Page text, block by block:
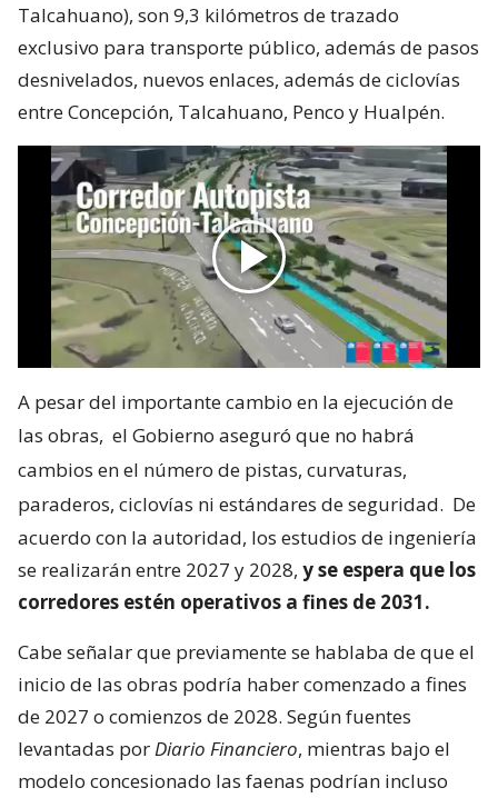
Talcahuano), son 9,3 kilómetros de trazado
exclusivo para transporte público, además de pasos
desnivelados, nuevos enlaces, además de ciclovías
entre Concepción, Talcahuano, Penco y Hualpén.
A pesar del importante cambio en la ejecución de
las obras, el Gobierno aseguró que no habrá
cambios en el número de pistas, curvaturas,
paraderos, ciclovías ni estándares de seguridad. De
acuerdo con la autoridad, los estudios de ingeniería
se realizarán entre 2027 y 2028, y se espera que los
corredores estén operativos a fines de 2031.
Cabe señalar que previamente se hablaba de que el
inicio de las obras podría haber comenzado a fines
de 2027 o comienzos de 2028. Según fuentes
levantadas porDiario Financiero, mientras bajo el
modelo concesionado las faenas podrían incluso